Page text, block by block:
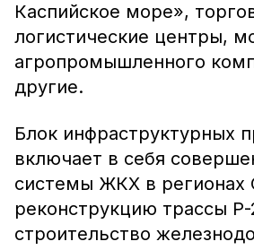
Каспийское море»,
логистические центры,
агропромышленного
другие.
Блок инфраструктурных
включает в себя
системы ЖКХ в регионах
реконструкцию трассы Р-
строительство